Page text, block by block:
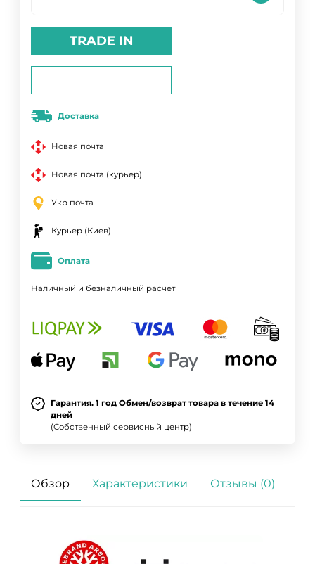
TRADE IN
Доставка
Новая почта
Новая почта (курьер)
Укр почта
Курьер (Киев)
Оплата
Наличный и безналичный расчет
Гарантия. 1 год Обмен/возврат товара в течение 14
дней
(Собственный сервисный центр)
Обзор Характеристики Отзывы (0)